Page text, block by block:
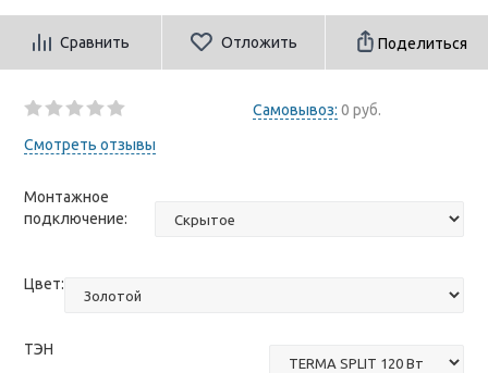
Сравнить Отложить Поделиться
Самовывоз: 0 руб.
Смотреть отзывы
Монтажное
подключение:
Цвет:
ТЭН